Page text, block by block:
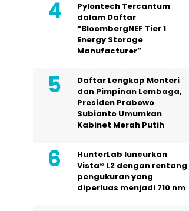
Pylontech Tercantum
dalam Daftar
“BloombergNEF Tier 1
Energy Storage
Manufacturer”
Daftar Lengkap Menteri
dan Pimpinan Lembaga,
Presiden Prabowo
Subianto Umumkan
Kabinet Merah Putih
HunterLab luncurkan
Vista® L2 dengan rentang
pengukuran yang
diperluas menjadi 710 nm